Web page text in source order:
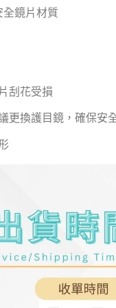
全鏡片材質
刮花受損
更換護目鏡，確保安